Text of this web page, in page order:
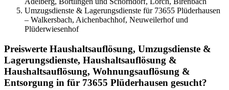
Umzugsdienste & Lagerungsdienste für 73655 Plüderhausen
– Walkersbach, Aichenbachhof, Neuweilerhof und
Plüderwiesenhof
Preiswerte Haushaltsauflösung, Umzugsdienste &
Lagerungsdienste, Haushaltsauflösung &
Haushaltsauflösung, Wohnungsauflösung &
Entsorgung in für 73655 Plüderhausen gesucht?